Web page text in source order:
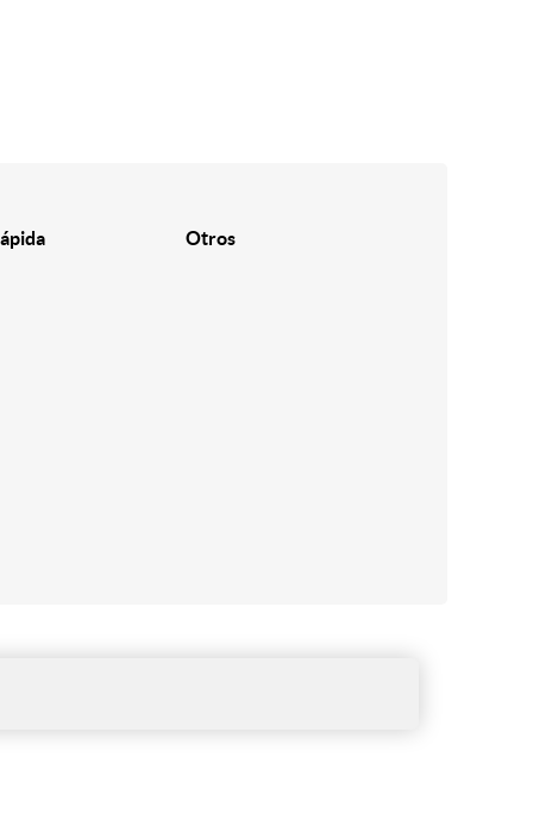
Otros